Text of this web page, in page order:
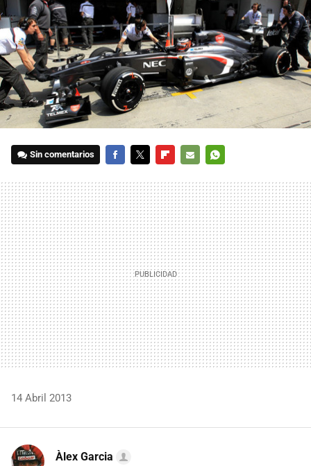
Sin comentarios
MAIL
14 Abril 2013
Àlex Garcia